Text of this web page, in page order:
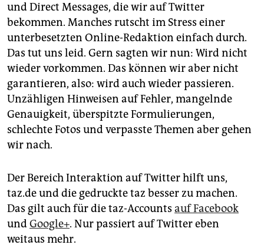
und Direct Messages, die wir auf Twitter
bekommen. Manches rutscht im Stress einer
unterbesetzten Online-Redaktion einfach durch.
Das tut uns leid. Gern sagten wir nun: Wird nicht
wieder vorkommen. Das können wir aber nicht
garantieren, also: wird auch wieder passieren.
Unzähligen Hinweisen auf Fehler, mangelnde
Genauigkeit, überspitzte Formulierungen,
schlechte Fotos und verpasste Themen aber gehen
wir nach.
Der Bereich Interaktion auf Twitter hilft uns,
taz.de und die gedruckte taz besser zu machen.
Das gilt auch für die taz-Accounts auf Facebook
undGoogle+. Nur passiert auf Twitter eben
weitaus mehr.